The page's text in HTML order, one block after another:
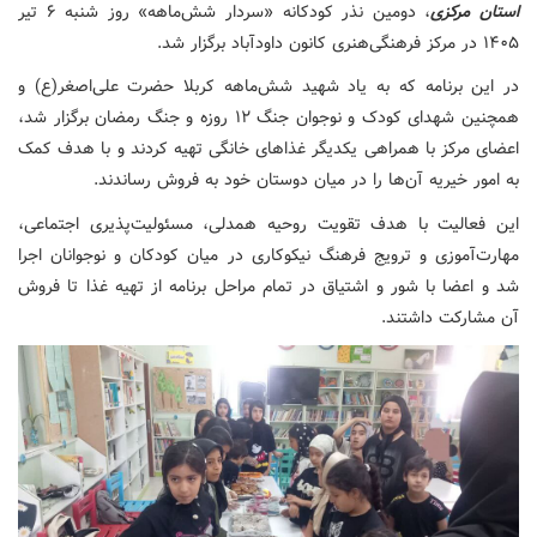
استان مرکزی
، دومین نذر کودکانه «سردار شش‌ماهه» روز شنبه ۶ تیر
۱۴۰۵ در مرکز فرهنگی‌هنری کانون داودآباد برگزار شد.
در این برنامه که به یاد شهید شش‌ماهه کربلا حضرت علی‌اصغر(ع) و
همچنین شهدای کودک و نوجوان جنگ ۱۲ روزه و جنگ رمضان برگزار شد،
اعضای مرکز با همراهی یکدیگر غذاهای خانگی تهیه کردند و با هدف کمک
به امور خیریه آن‌ها را در میان دوستان خود به فروش رساندند.
این فعالیت با هدف تقویت روحیه همدلی، مسئولیت‌پذیری اجتماعی،
مهارت‌آموزی و ترویج فرهنگ نیکوکاری در میان کودکان و نوجوانان اجرا
شد و اعضا با شور و اشتیاق در تمام مراحل برنامه از تهیه غذا تا فروش
آن مشارکت داشتند.